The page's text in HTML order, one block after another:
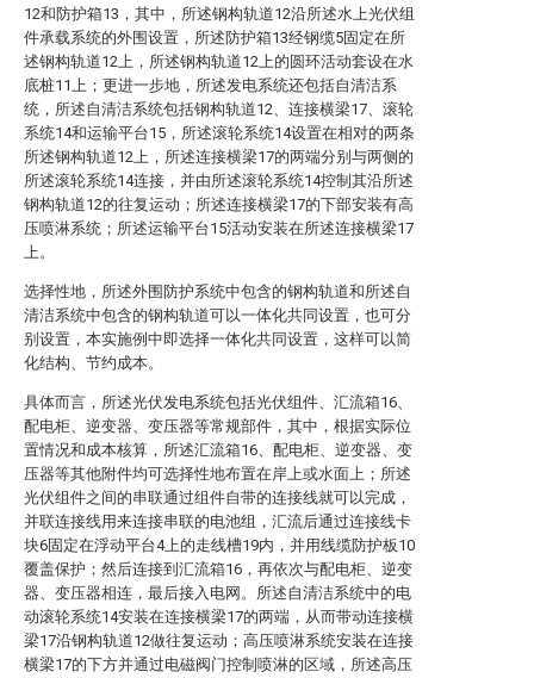
12和防护箱13，其中，所述钢构轨道12沿所述水上光伏组
件承载系统的外围设置，所述防护箱13经钢缆5固定在所
述钢构轨道12上，所述钢构轨道12上的圆环活动套设在水
底桩11上；更进一步地，所述发电系统还包括自清洁系
统，所述自清洁系统包括钢构轨道12、连接横梁17、滚轮
系统14和运输平台15，所述滚轮系统14设置在相对的两条
所述钢构轨道12上，所述连接横梁17的两端分别与两侧的
所述滚轮系统14连接，并由所述滚轮系统14控制其沿所述
钢构轨道12的往复运动；所述连接横梁17的下部安装有高
压喷淋系统；所述运输平台15活动安装在所述连接横梁17
上。
选择性地，所述外围防护系统中包含的钢构轨道和所述自
清洁系统中包含的钢构轨道可以一体化共同设置，也可分
别设置，本实施例中即选择一体化共同设置，这样可以简
化结构、节约成本。
具体而言，所述光伏发电系统包括光伏组件、汇流箱16、
配电柜、逆变器、变压器等常规部件，其中，根据实际位
置情况和成本核算，所述汇流箱16、配电柜、逆变器、变
压器等其他附件均可选择性地布置在岸上或水面上；所述
光伏组件之间的串联通过组件自带的连接线就可以完成，
并联连接线用来连接串联的电池组，汇流后通过连接线卡
块6固定在浮动平台4上的走线槽19内，并用线缆防护板10
覆盖保护；然后连接到汇流箱16，再依次与配电柜、逆变
器、变压器相连，最后接入电网。所述自清洁系统中的电
动滚轮系统14安装在连接横梁17的两端，从而带动连接横
梁17沿钢构轨道12做往复运动；高压喷淋系统安装在连接
横梁17的下方并通过电磁阀门控制喷淋的区域，所述高压